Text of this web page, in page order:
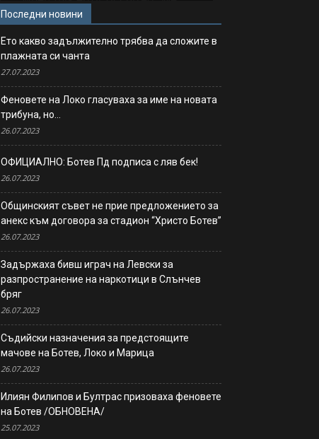
Последни новини
Ето какво задължително трябва да сложите в
плажната си чанта
27.07.2023
Феновете на Локо гласуваха за име на новата
трибуна, но…
26.07.2023
ОФИЦИАЛНО: Ботев Пд подписа с ляв бек!
26.07.2023
Общинският съвет не прие предложението за
анекс към договора за стадион “Христо Ботев”
26.07.2023
Задържаха бивш играч на Левски за
разпространение на наркотици в Слънчев
бряг
26.07.2023
Съдийски назначения за предстоящите
мачове на Ботев, Локо и Марица
26.07.2023
Илиян Филипов и Бултрас призоваха феновете
на Ботев /ОБНОВЕНА/
25.07.2023